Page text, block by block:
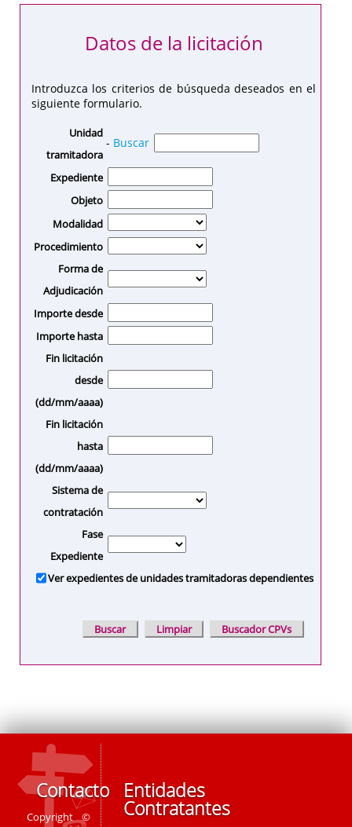
Introduzca los criterios de búsqueda deseados en el
siguiente formulario.
Datos de la licitación
Unidad
tramitadora
- Buscar
Expediente
Objeto
Modalidad
Procedimiento
Forma de
Adjudicación
Importe desde
Importe hasta
Fin licitación
desde
(dd/mm/aaaa)
Fin licitación
hasta
(dd/mm/aaaa)
Sistema de
contratación
Fase
Expediente
Ver expedientes de unidades tramitadoras dependientes
Contacto
Copyright ©
Entidades
Contratantes